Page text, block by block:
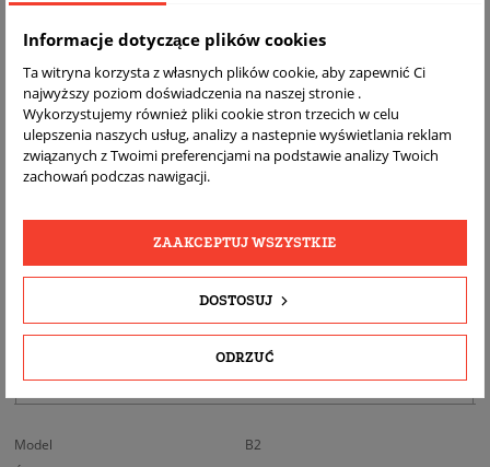
DARMOWA
WYSYŁKA
BEZPŁATNY
ZWROT
REALNE
ZDJĘCIA
OPIS
BEZPIECZEŃSTWO PRODUKTU
Model
B2
Informacje dotyczące plików cookies
Ta witryna korzysta z własnych plików cookie, aby zapewnić Ci
najwyższy poziom doświadczenia na naszej stronie .
Wykorzystujemy również pliki cookie stron trzecich w celu
ulepszenia naszych usług, analizy a nastepnie wyświetlania reklam
związanych z Twoimi preferencjami na podstawie analizy Twoich
zachowań podczas nawigacji.
ODRZUĆ
DOSTOSUJ
ZAAKCEPTUJ WSZYSTKIE